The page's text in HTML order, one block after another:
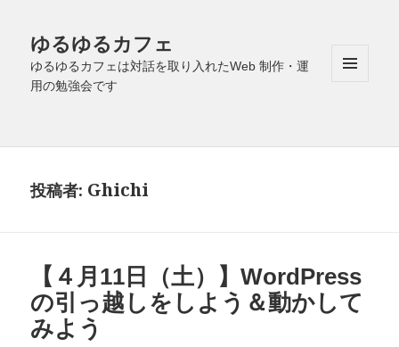
ゆるゆるカフェ
ゆるゆるカフェは対話を取り入れたWeb 制作・運
用の勉強会です
投稿者: Ghichi
【４月11日（土）】WordPress
の引っ越しをしよう＆動かして
みよう